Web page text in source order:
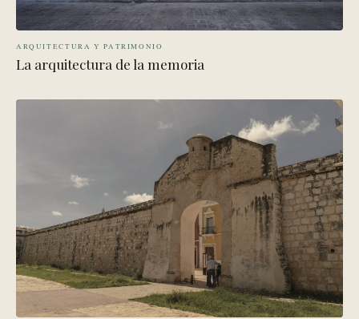
ARQUITECTURA Y PATRIMONIO
La arquitectura de la memoria